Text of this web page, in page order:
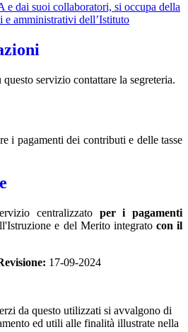
dai suoi collaboratori, si occupa della
e amministrativi dell’Istituto
servizio contattare la segreteria.
i pagamenti dei contributi e delle tasse
centralizzato per i pagamenti
e del Merito integrato con il
17-09-2024
da questo utilizzati si avvalgono di
ed utili alle finalità illustrate nella